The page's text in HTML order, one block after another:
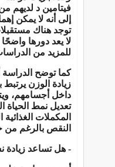
فيتامين د لديهم
إلى أنه لا يمكن
توجد هناك
لا يعد دورها
للمزيد من
كما توضح
زيادة الوزن يرتبط
داخل أجسامهم،
تعديل نمط الحياة
المكملات
النقص بالرغم من
- هل تساعد زيادة